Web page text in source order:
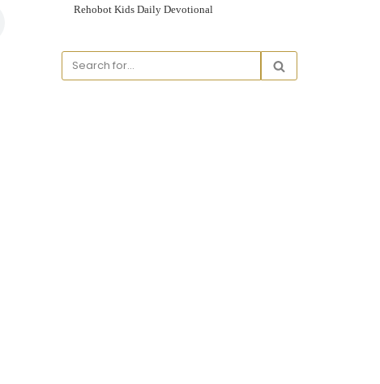
Rehobot Kids Daily Devotional